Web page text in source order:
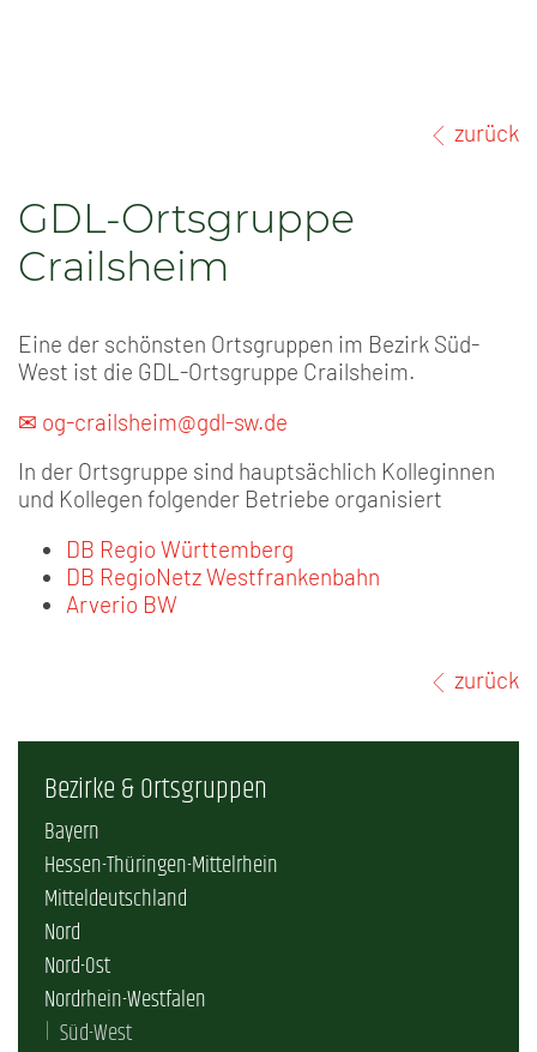
zurück
GDL-Ortsgruppe
Crailsheim
Eine der schönsten Ortsgruppen im Bezirk Süd-
West ist die GDL-Ortsgruppe Crailsheim.
✉ og-crailsheim@gdl-sw.de
In der Ortsgruppe sind hauptsächlich Kolleginnen
und Kollegen folgender Betriebe organisiert
DB Regio Württemberg
DB RegioNetz Westfrankenbahn
Arverio BW
zurück
Bezirke & Ortsgruppen
Bayern
Hessen-Thüringen-Mittelrhein
Mitteldeutschland
Nord
Nord-Ost
Nordrhein-Westfalen
Süd-West